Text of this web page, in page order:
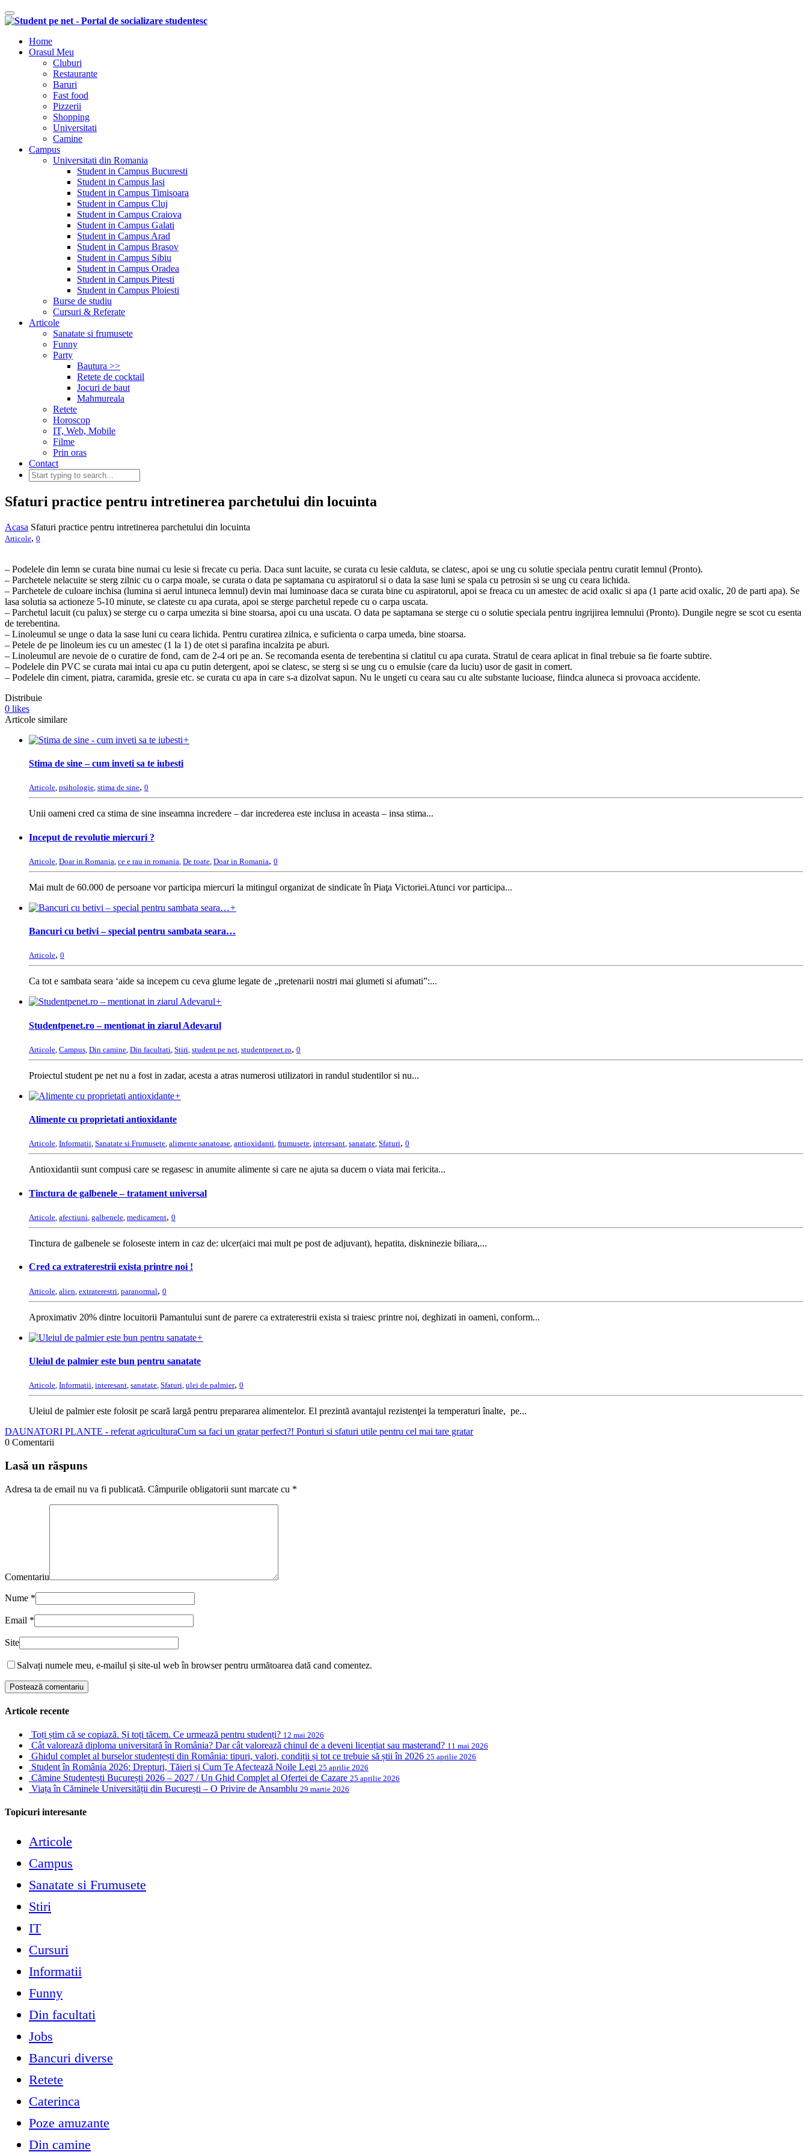
Comutare navigare
Home
Orasul Meu
Cluburi
Restaurante
Baruri
Fast food
Pizzerii
Shopping
Universitati
Camine
Campus
Universitati din Romania
Student in Campus Bucuresti
Student in Campus Iasi
Student in Campus Timisoara
Student in Campus Cluj
Student in Campus Craiova
Student in Campus Galati
Student in Campus Arad
Student in Campus Brasov
Student in Campus Sibiu
Student in Campus Oradea
Student in Campus Pitesti
Student in Campus Ploiesti
Burse de studiu
Cursuri & Referate
Articole
Sanatate si frumusete
Funny
Party
Bautura >>
Retete de cocktail
Jocuri de baut
Mahmureala
Retete
Horoscop
IT, Web, Mobile
Filme
Prin oras
Contact
Sfaturi practice pentru intretinerea parchetului din locuinta
Acasa Sfaturi practice pentru intretinerea parchetului din locuinta
Articole, 0
– Podelele din lemn se curata bine numai cu lesie si frecate cu peria. Daca sunt lacuite, se curata cu lesie calduta, se clatesc, apoi se ung cu solutie speciala pentru curatit lemnul (Pronto).
– Parchetele nelacuite se sterg zilnic cu o carpa moale, se curata o data pe saptamana cu aspiratorul si o data la sase luni se spala cu petrosin si se ung cu ceara lichida.
– Parchetele de culoare inchisa (lumina si aerul intuneca lemnul) devin mai luminoase daca se curata bine cu aspiratorul, apoi se freaca cu un amestec de acid oxalic si apa (1 parte acid oxalic, 20 de parti apa). Se
lasa solutia sa actioneze 5-10 minute, se clateste cu apa curata, apoi se sterge parchetul repede cu o carpa uscata.
– Parchetul lacuit (cu palux) se sterge cu o carpa umezita si bine stoarsa, apoi cu una uscata. O data pe saptamana se sterge cu o solutie speciala pentru ingrijirea lemnului (Pronto). Dungile negre se scot cu esenta
de terebentina.
– Linoleumul se unge o data la sase luni cu ceara lichida. Pentru curatirea zilnica, e suficienta o carpa umeda, bine stoarsa.
– Petele de pe linoleum ies cu un amestec (1 la 1) de otet si parafina incalzita pe aburi.
– Linoleumul are nevoie de o curatire de fond, cam de 2-4 ori pe an. Se recomanda esenta de terebentina si clatitul cu apa curata. Stratul de ceara aplicat in final trebuie sa fie foarte subtire.
– Podelele din PVC se curata mai intai cu apa cu putin detergent, apoi se clatesc, se sterg si se ung cu o emulsie (care da luciu) usor de gasit in comert.
– Podelele din ciment, piatra, caramida, gresie etc. se curata cu apa in care s-a dizolvat sapun. Nu le ungeti cu ceara sau cu alte substante lucioase, fiindca aluneca si provoaca accidente.
Distribuie
0 likes
Articole similare
+
Stima de sine – cum inveti sa te iubesti
Articole, psihologie, stima de sine, 0
Unii oameni cred ca stima de sine inseamna incredere – dar increderea este inclusa in aceasta – insa stima...
Inceput de revolutie miercuri ?
Articole Doar in Romania ce e rau in romania De toate Doar in Romania, 0
Mai mult de 60.000 de persoane vor participa miercuri la mitingul organizat de sindicate în Piaţa Victoriei.Atunci vor participa...
+
Bancuri cu betivi – special pentru sambata seara…
Articole, 0
Ca tot e sambata seara ‘aide sa incepem cu ceva glume legate de „pretenarii nostri mai glumeti si afumati”:...
+
Studentpenet.ro – mentionat in ziarul Adevarul
Articole Campus Din camine Din facultati Stiri student pe net studentpenet.ro, 0
Proiectul student pe net nu a fost in zadar, acesta a atras numerosi utilizatori in randul studentilor si nu...
+
Alimente cu proprietati antioxidante
Articole, Informatii, Sanatate si Frumusete, alimente sanatoase, antioxidanti, frumusete, interesant, sanatate, Sfaturi, 0
Antioxidantii sunt compusi care se regasesc in anumite alimente si care ne ajuta sa ducem o viata mai fericita...
Tinctura de galbenele – tratament universal
Articole, afectiuni, galbenele, medicament, 0
Tinctura de galbenele se foloseste intern in caz de: ulcer(aici mai mult pe post de adjuvant), hepatita, diskninezie biliara,...
Cred ca extraterestrii exista printre noi !
Articole alien extraterestri paranormal, 0
Aproximativ 20% dintre locuitorii Pamantului sunt de parere ca extraterestrii exista si traiesc printre noi, deghizati in oameni, conform...
+
Uleiul de palmier este bun pentru sanatate
Articole, Informatii, interesant, sanatate, Sfaturi, ulei de palmier, 0
Uleiul de palmier este folosit pe scară largă pentru prepararea alimentelor. El prezintă avantajul rezistenţei la temperaturi înalte, pe...
DAUNATORI PLANTE - referat agriculturaCum sa faci un gratar perfect?! Ponturi si sfaturi utile pentru cel mai tare gratar
0 Comentarii
Lasă un răspuns
Adresa ta de email nu va fi publicată. Câmpurile obligatorii sunt marcate cu *
Comentariu
Nume *
Email *
Site
Salvați numele meu, e-mailul și site-ul web în browser pentru următoarea dată cand comentez.
Articole recente
Toți știm că se copiază. Și toți tăcem. Ce urmează pentru studenți? 12 mai 2026
Cât valorează diploma universitară în România? Dar cât valorează chinul de a deveni licențiat sau masterand? 11 mai 2026
Ghidul complet al burselor studențești din România: tipuri, valori, condiții și tot ce trebuie să știi în 2026 25 aprilie 2026
Student în România 2026: Drepturi, Tăieri și Cum Te Afectează Noile Legi 25 aprilie 2026
Cămine Studențești București 2026 – 2027 / Un Ghid Complet al Ofertei de Cazare 25 aprilie 2026
Viața în Căminele Universității din București – O Privire de Ansamblu 29 martie 2026
Topicuri interesante
Articole
Campus
Sanatate si Frumusete
Stiri
IT
Cursuri
Informatii
Funny
Din facultati
Jobs
Bancuri diverse
Retete
Caterinca
Poze amuzante
Din camine